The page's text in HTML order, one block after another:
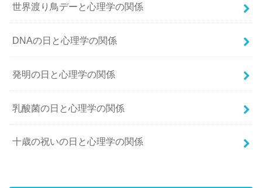
世界渡り鳥デーと心理学の関係
DNAの日と心理学の関係
発明の日と心理学の関係
乳酸菌の日と心理学の関係
十歳の祝いの日と心理学の関係